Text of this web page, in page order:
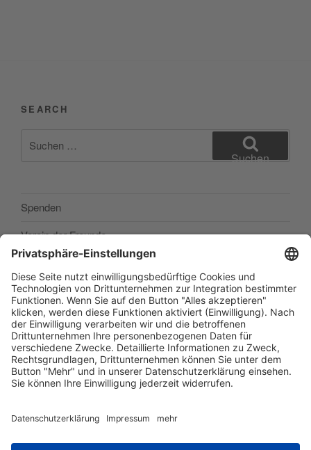
SEARCH
nach:
Suchen
Spenden
Verein der Freunde
Impressum
Barrierefreiheitserklärung
Datenschutzerklärung
Newsletter abonieren